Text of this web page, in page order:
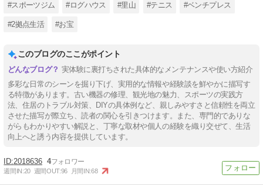
#スポーツジム #ログハウス #里山 #テニス #ベンチプレス
#2拠点生活 #お宝
このブログのここがポイント
実体験に裏打ちされた具体的なメンテナンスや使い方紹介
多彩な日常のシーンを掘り下げ、実用的な情報や経験談を鮮やかに描写す
る特徴があります。古い機器の修理、観光地の魅力、スポーツの実践方
法、住居のトラブル対策、DIYの具体例など、親しみやすさと信頼性を両立
させた描写が際立ち、読者の関心を引きつけます。また、専門的でありな
がらもわかりやすい解説と、丁寧な取材や個人の経験を織り交ぜて、生活
向上へと誘う内容を提供しています。
2018636 4
週間IN:20 週間OUT:96 月間IN:68